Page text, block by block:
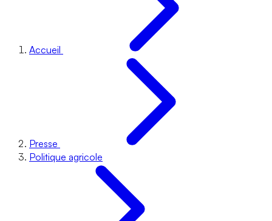
Accueil
Presse
Politique agricole